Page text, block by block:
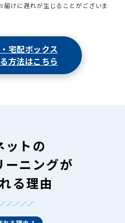
けに遅れが生じることがございま
宅配ボックス
方法はこちら
ットの
ーニングが
る理由